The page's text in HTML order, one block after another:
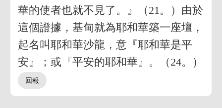
華的使者也就不見了。』（21。）由於
這個證據，基甸就為耶和華築一座壇，
起名叫耶和華沙龍，意『耶和華是平
安』；或『平安的耶和華』。（24。）